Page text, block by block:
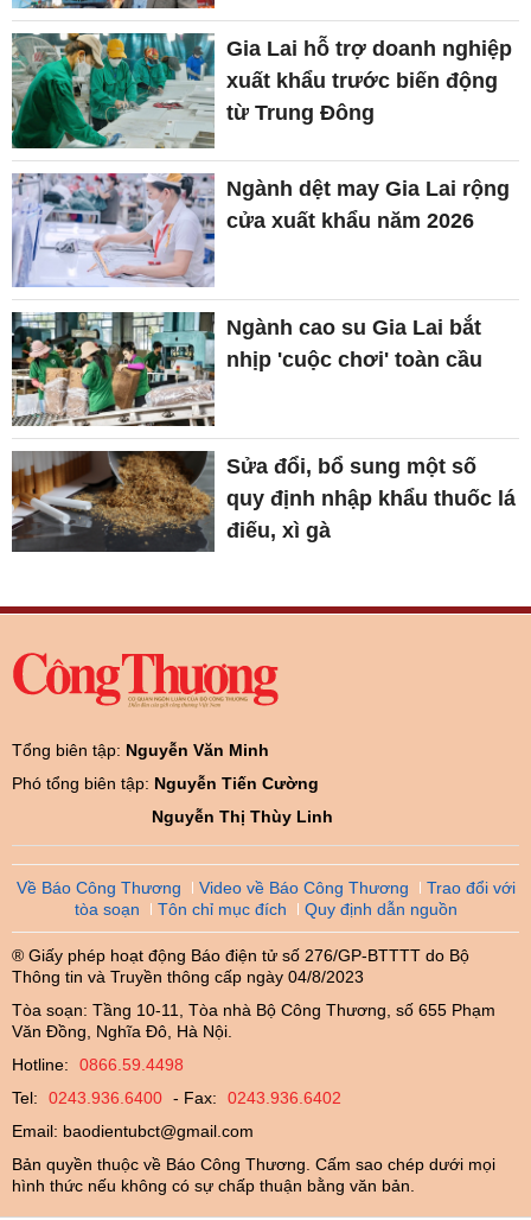
Gia Lai hỗ trợ doanh nghiệp
xuất khẩu trước biến động
từ Trung Đông
Ngành dệt may Gia Lai rộng
cửa xuất khẩu năm 2026
Ngành cao su Gia Lai bắt
nhịp 'cuộc chơi' toàn cầu
Sửa đổi, bổ sung một số
quy định nhập khẩu thuốc lá
điếu, xì gà
Tổng biên tập: Nguyễn Văn Minh
Phó tổng biên tập: Nguyễn Tiến Cường
Nguyễn Thị Thùy Linh
Về Báo Công Thương Video về Báo Công Thương
Trao đổi với
tòa soạn
Tôn chỉ mục đích Quy định dẫn nguồn
® Giấy phép hoạt động Báo điện tử số 276/GP-BTTTT do Bộ
Thông tin và Truyền thông cấp ngày 04/8/2023
Tòa soạn: Tầng 10-11, Tòa nhà Bộ Công Thương, số 655 Phạm
Văn Đồng, Nghĩa Đô, Hà Nội.
Hotline:
0866.59.4498
Tel:
0243.936.6400 - Fax:
0243.936.6402
Email: baodientubct@gmail.com
Bản quyền thuộc về Báo Công Thương. Cấm sao chép dưới mọi
hình thức nếu không có sự chấp thuận bằng văn bản.